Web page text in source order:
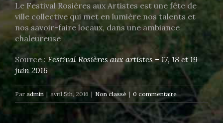
Le Festival Rosières aux Artistes est une fête de
ville collective qui met en lumière nos talents et
nos savoir-faire locaux, dans une ambiance
chaleureuse
Source :Festival Rosières aux artistes – 17, 18 et 19
juin 2016
Par admin | avril 5th, 2016 | Non classé | 0 commentaire